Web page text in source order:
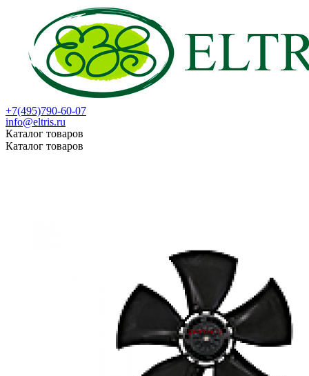
+7(495)790-60-07
info@eltris.ru
Каталог товаров
Каталог товаров